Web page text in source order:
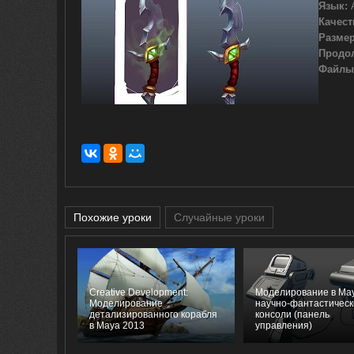
Язык:
Похожие уроки Случайные уроки
Creative Development:
Моделирование
детализированного корабля
в Maya 2013
Моделирование в
научно-
консоли (панель
управления)